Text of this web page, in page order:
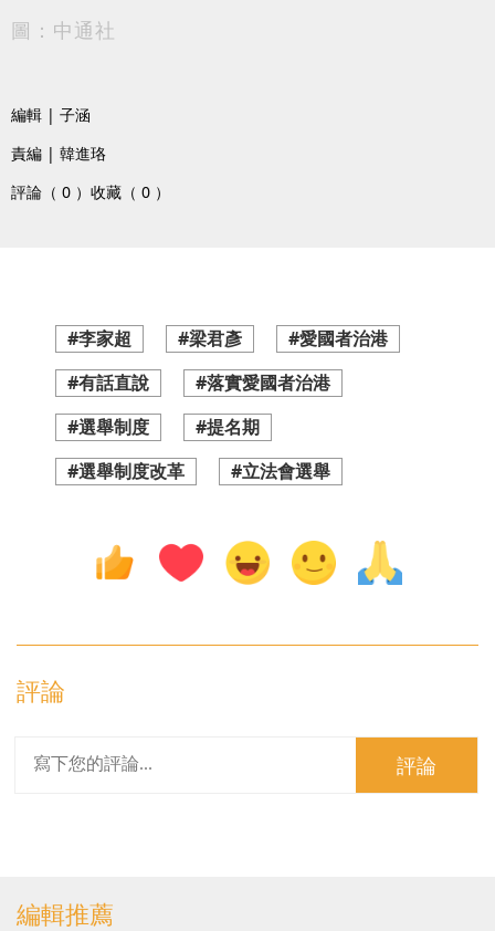
圖：中通社
編輯 | 子涵
責編 | 韓進珞
評論（ 0 ） 收藏（ 0 ）
#李家超 #梁君彥
#愛國者治港
#有話直說
#落實愛國者治港
#選舉制度
#提名期
#選舉制度改革
#立法會選舉
評論
評論
編輯推薦